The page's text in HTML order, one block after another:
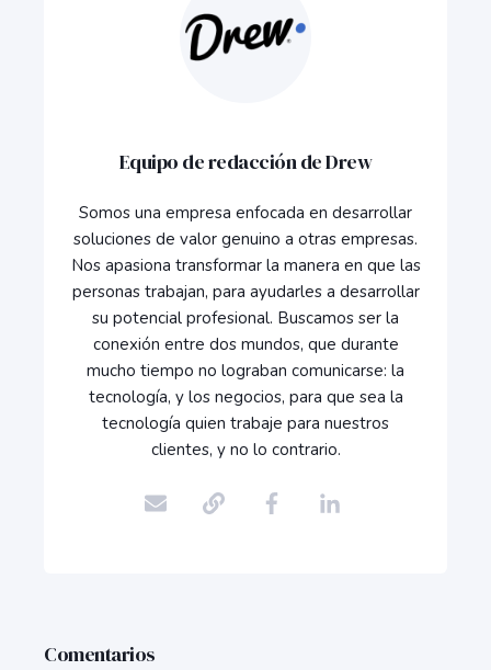
Equipo de redacción de Drew
Somos una empresa enfocada en desarrollar
soluciones de valor genuino a otras empresas.
Nos apasiona transformar la manera en que las
personas trabajan, para ayudarles a desarrollar
su potencial profesional. Buscamos ser la
conexión entre dos mundos, que durante
mucho tiempo no lograban comunicarse: la
tecnología, y los negocios, para que sea la
tecnología quien trabaje para nuestros
clientes, y no lo contrario.
Comentarios